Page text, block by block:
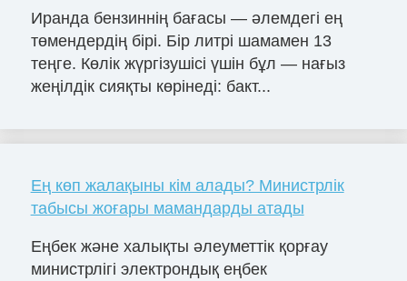
Иранда бензиннің бағасы — әлемдегі ең
төмендердің бірі. Бір литрі шамамен 13
теңге. Көлік жүргізушісі үшін бұл — нағыз
жеңілдік сияқты көрінеді: бакт...
Ең көп жалақыны кім алады? Министрлік
табысы жоғары мамандарды атады
Еңбек және халықты әлеуметтік қорғау
министрлігі электрондық еңбек